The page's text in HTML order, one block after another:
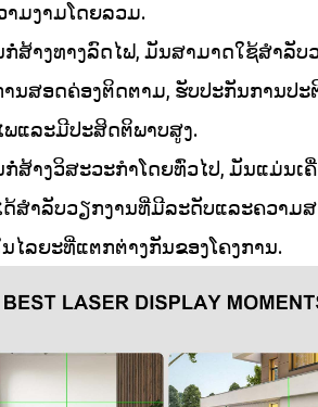
າມງາມໂດຍລວມ.
ກໍ່ສ້າງທາງລົດໄຟ, ມັນສາມາດໃຊ້ສໍາລັບ
ານສອດຄ່ອງຕິດຕາມ, ຮັບປະກັນການປະ
ພແລະມີປະສິດຕິພາບສູງ.
ສ້າງວິສະວະກໍາໂດຍທົ່ວໄປ, ມັນແມ່ນເ
ດ້ສໍາລັບວຽກງານທີ່ມີລະດັບແລະຄວາມ
ໄລຍະທີ່ແຕກຕ່າງກັນຂອງໂຄງການ.